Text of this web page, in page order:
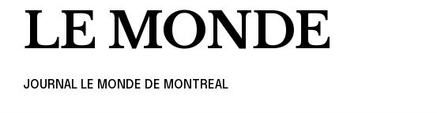
LE MONDE
JOURNAL LE MONDE DE MONTREAL